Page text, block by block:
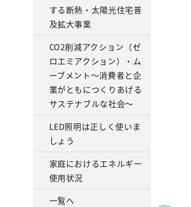
する断熱・太陽光住宅普
及拡大事業
CO2削減アクション（ゼ
ロエミアクション）・ム
ーブメント～消費者と企
業がともにつくりあげる
サステナブルな社会～
LED照明は正しく使いま
しょう
家庭におけるエネルギー
使用状況
一覧へ